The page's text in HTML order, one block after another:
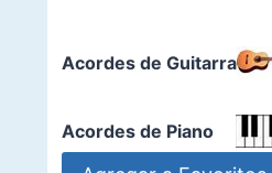
Acordes de Guitarra
Acordes de Piano